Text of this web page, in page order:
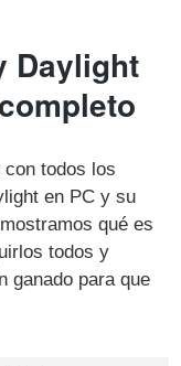
Daylight
todos los
en PC y su
qué es
todos y
ganado para que